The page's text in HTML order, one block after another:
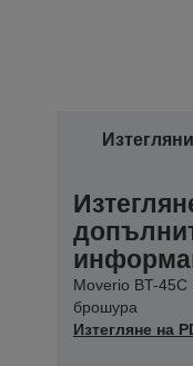
Moverio BT-
брошура
Изтегляне на